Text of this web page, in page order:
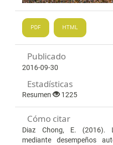
PDF HTML
Publicado
2016-09-30
Estadísticas
Resumen 1225
Cómo citar
Diaz Chong, E. (2016).
mediante desempeños